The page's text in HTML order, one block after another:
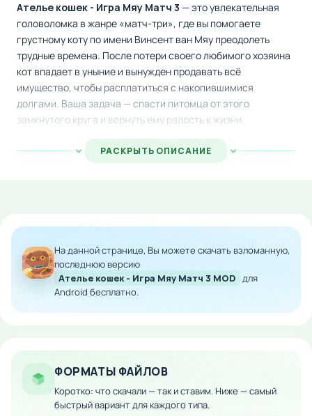
Ателье кошек - Игра Мяу Матч 3 — это увлекательная
головоломка в жанре «матч-три», где вы помогаете
грустному коту по имени Винсент ван Мяу преодолеть
трудные времена. После потери своего любимого хозяина
кот впадает в уныние и вынужден продавать всё
имущество, чтобы расплатиться с накопившимися
долгами. Ваша задача — спасти питомца от этого
замкнутого круга и вернуть ему радость к жизни.
Игровой процесс основан на классической механике
соединения одинаковых элементов в полосы из трёх и
создаст великолепное произведение искусства, которое
обрести новый смысл в жизни.
Скачайте игру на Андроид прямо сейчас и окунитесь в
Неограниченное количество денег для
улучшений
РАСКРЫТЬ ОПИСАНИЕ
На данной странице, Вы можете скачать взломанную,
последнюю версию
Ателье кошек - Игра Мяу Матч 3 MOD для
Android бесплатно.
ФОРМАТЫ ФАЙЛОВ
Коротко: что скачали — так и ставим. Ниже — самый
быстрый вариант для каждого типа.